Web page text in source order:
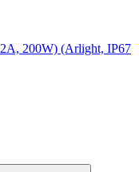
200W) (Arlight, IP67